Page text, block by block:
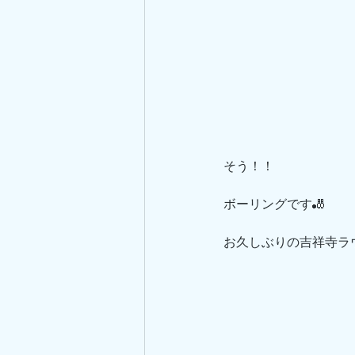
そう！！
ボーリングです🎳
お久しぶりの吉祥寺ラ